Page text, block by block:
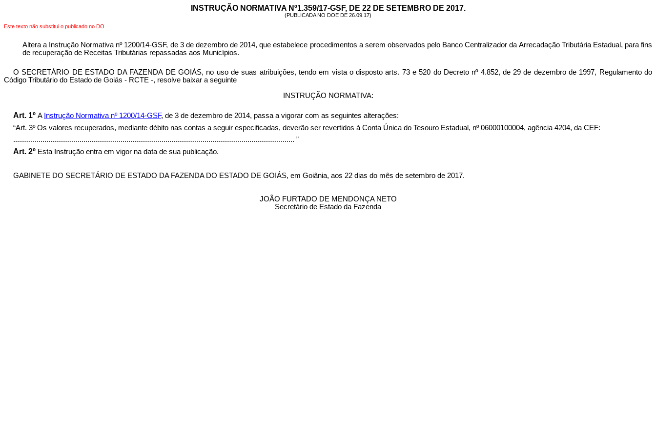
INSTRUÇÃO NORMATIVA Nº1.359/17-GSF, DE 22 DE SETEMBRO DE 2017.
(PUBLICADA NO DOE DE 26.09.17)
Este texto não substitui o publicado no DO
Altera a Instrução Normativa nº 1200/14-GSF, de 3 de dezembro de 2014, que estabelece procedimentos a serem observados pelo Banco Centralizador da Arrecadação Tributária Estadual, para fins
de recuperação de Receitas Tributárias repassadas aos Municípios.
O SECRETÁRIO DE ESTADO DA FAZENDA DE GOIÁS, no uso de suas atribuições, tendo em vista o disposto arts. 73 e 520 do Decreto nº 4.852, de 29 de dezembro de 1997, Regulamento do
Código Tributário do Estado de Goiás - RCTE -, resolve baixar a seguinte
INSTRUÇÃO NORMATIVA:
Art. 1º A Instrução Normativa nº 1200/14-GSF, de 3 de dezembro de 2014, passa a vigorar com as seguintes alterações:
“Art. 3ºOs valores recuperados, mediante débito nas contas a seguir especificadas, deverão ser revertidos à Conta Única do Tesouro Estadual, nº 06000100004, agência 4204, da CEF:
................................................................................................................................................ ”
Art. 2º Esta Instrução entra em vigor na data de sua publicação.
GABINETE DO SECRETÁRIO DE ESTADO DA FAZENDA DO ESTADO DE GOIÁS, em Goiânia, aos 22 dias do mês de setembro de 2017.
JOÃO FURTADO DE MENDONÇA NETO
Secretário de Estado da Fazenda